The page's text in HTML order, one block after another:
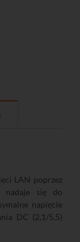
LAN poprzez
nadaje się do
napięcie
DC (2,1/5,5)